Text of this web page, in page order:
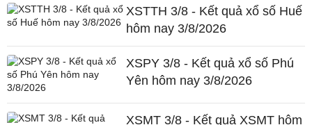
XSTTH 3/8 - Kết quả xổ số Huế
hôm nay 3/8/2026
XSPY 3/8 - Kết quả xổ số Phú
Yên hôm nay 3/8/2026
XSMT 3/8 - Kết quả XSMT hôm